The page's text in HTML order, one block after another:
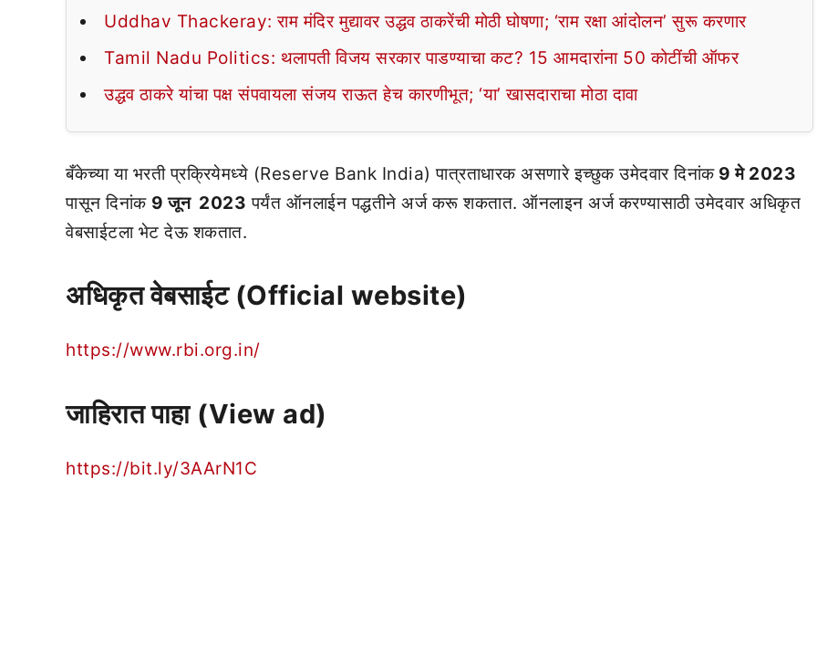
Uddhav Thackeray: राम मंदिर मुद्यावर उद्धव ठाकरेंची मोठी घोषणा; ‘राम रक्षा आंदोलन’ सुरू करणार
Tamil Nadu Politics: थलापती विजय सरकार पाडण्याचा कट? 15 आमदारांना 50 कोटींची ऑफर
उद्धव ठाकरे यांचा पक्ष संपवायला संजय राऊत हेच कारणीभूत; ‘या’ खासदाराचा मोठा दावा
बँकेच्या या भरती प्रक्रियेमध्ये (Reserve Bank India) पात्रताधारक असणारे इच्छुक उमेदवार दिनांक9 मे 2023
पासून दिनांक 9 जून 2023 पर्यंत ऑनलाईन पद्धतीने अर्ज करू शकतात. ऑनलाइन अर्ज करण्यासाठी उमेदवार अधिकृत
वेबसाईटला भेट देऊ शकतात.
अधिकृत वेबसाईट (Official website)
https://www.rbi.org.in/
जाहिरात पाहा (View ad)
https://bit.ly/3AArN1C